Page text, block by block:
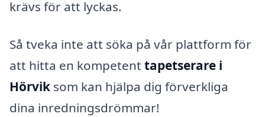
krävs för att lyckas.
Så tveka inte att söka på vår plattform för
att hitta en kompetent tapetserare i
Hörvik som kan hjälpa dig förverkliga
dina inredningsdrömmar!